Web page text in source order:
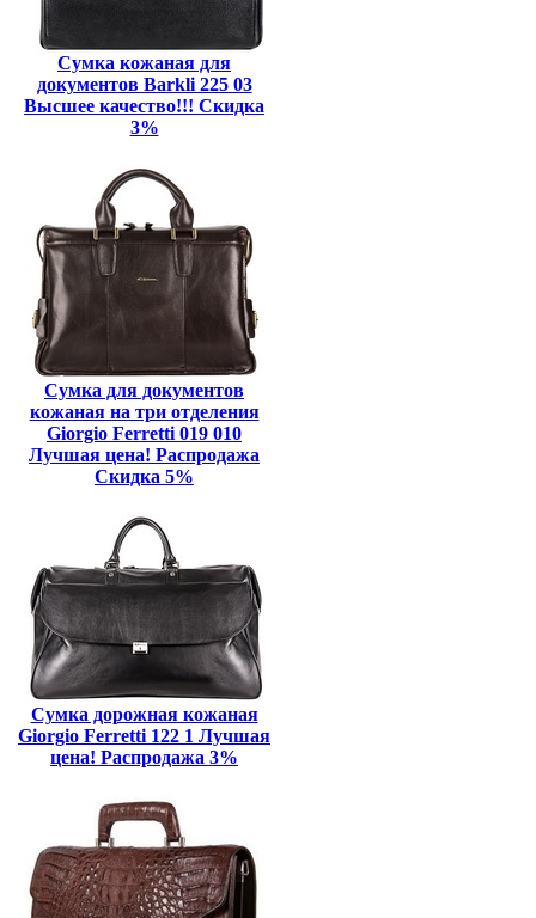
Сумка кожаная для
документов Barkli 225 03
Высшее качество!!! Скидка
3%
Сумка для документов
кожаная на три отделения
Giorgio Ferretti 019 010
Лучшая цена! Распродажа
Скидка 5%
Сумка дорожная кожаная
Giorgio Ferretti 122 1 Лучшая
цена! Распродажа 3%